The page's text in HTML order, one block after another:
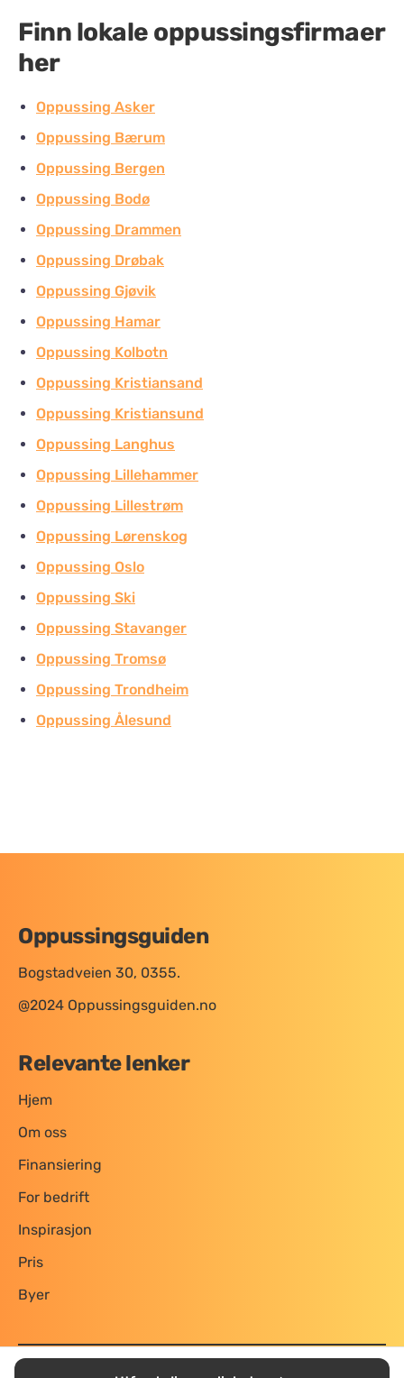
Finn lokale oppussingsfirmaer
her
Oppussing Asker
Oppussing Bærum
Oppussing Bergen
Oppussing Bodø
Oppussing Drammen
Oppussing Drøbak
Oppussing Gjøvik
Oppussing Hamar
Oppussing Kolbotn
Oppussing Kristiansand
Oppussing Kristiansund
Oppussing Langhus
Oppussing Lillehammer
Oppussing Lillestrøm
Oppussing Lørenskog
Oppussing Oslo
Oppussing Ski
Oppussing Stavanger
Oppussing Tromsø
Oppussing Trondheim
Oppussing Ålesund
Oppussingsguiden
Bogstadveien 30, 0355.
@2024 Oppussingsguiden.no
Relevante lenker
Hjem
Om oss
Finansiering
For bedrift
Inspirasjon
Pris
Byer